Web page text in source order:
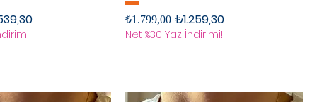
Fiyat Normal Fiyat
₺1.799,00 İndirimli Fiyat
₺1.259,30
Net %30 Yaz İndirimi!